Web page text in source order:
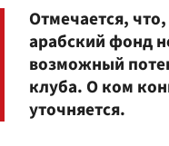
Отмечается,
арабский фонд
возможный
клуба. О ком
уточняется.